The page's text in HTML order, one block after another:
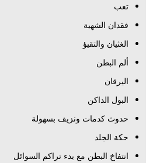
تعب
فقدان الشهية
الغثيان والتقيؤ
ألم البطن
اليرقان
البول الداكن
حدوث كدمات ونزيف بسهولة
حكة الجلد
انتفاخ البطن مع بدء تراكم السوائل